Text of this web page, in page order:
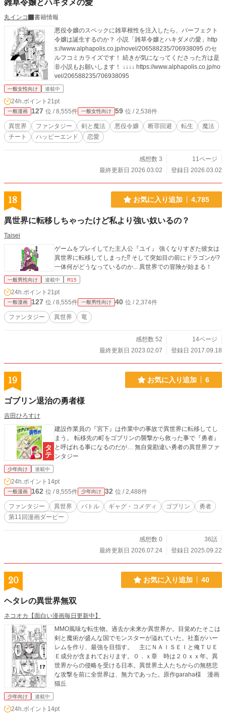
雑草令嬢とハキダメの愛
丸インコ
書籍情報
悪役令嬢のスペックに雑草根性を注入したら、パーフェクト
令嬢は誕生するのか？ 小説「雑草令嬢とハキダメの愛」http
s://www.alphapolis.co.jp/novel/206588235/706938095 のセ
ルフコミカライズです！ 続きが気になってくださった方は是
非小説もお願いします！ ↓↓↓↓ https://www.alphapolis.co.jp/no
vel/206588235/706938095
一般女性向け 連載中
24h.ポイント 21pt
一般漫画 127 位 / 8,555件 一般女性向け 59 位 / 2,538件
異世界 ファンタジー 剣と魔法 悪役令嬢 断罪回避 転生
魔法
チート
ハッピーエンド 恋愛
感想数 3
11ページ
最終更新日 2026.03.02
登録日 2026.03.02
18 お気に入り追加 4,785
異世界に転移しちゃったけど私より強い奴いるの？
Taisei
ゲームをプレイしてた主人公『ユイ』 強くなりすぎた彼女は
異世界に転移してしまった⁉︎ そして突如目の前にドラゴンが?
一体何がどうなっているのか... 異世界での冒険が始まる！
一般男性向け 連載中 R15
24h.ポイント 21pt
一般漫画 127 位 / 8,555件 一般男性向け 40 位 / 2,374件
ファンタジー 異世界 竜
感想数 52
14ページ
最終更新日 2023.02.07
登録日 2017.09.18
19 お気に入り追加 6
ゴブリン退治の勇者様
吉田ひろすけ
建設作業員の『宮下』は作業中の事故で異世界に転移してし
まう。 転移先の町をゴブリンの襲撃から救った事で『勇者』
と呼ばれる事になるのだが… 無自覚勘違い勇者の異世界ファ
ンタジー
少年向け 連載中
24h.ポイント 14pt
一般漫画 162 位 / 8,555件 少年向け 32 位 / 2,488件
ファンタジー 異世界 バトル ギャグ・コメディ ゴブリン
勇者
第11回漫画ダービー
感想数 0
36話
最終更新日 2026.07.24
登録日 2025.09.22
20 お気に入り追加 40
ヘタレの異世界無双
ネコオカ【面白い漫画毎日更新中】
MMO風味な転生物。過去か未来か異世界か。目覚めたそこは
剣と魔術が盛んな国でモンスターが溢れていた。社畜がハー
レムを作り、最強を目指す。 主にＮＡＩＳＥＩと俺ＴＵＥ
Ｅ成分が含まれております。０．ｘ章 時は２０ｘｘ年。異
世界からの侵略を受ける日本。異世界土人たちからの無慈悲
な攻撃を前に全世界は、無力であった。原作garaha様 漫画
猫丘
少年向け 連載中
24h.ポイント 14pt